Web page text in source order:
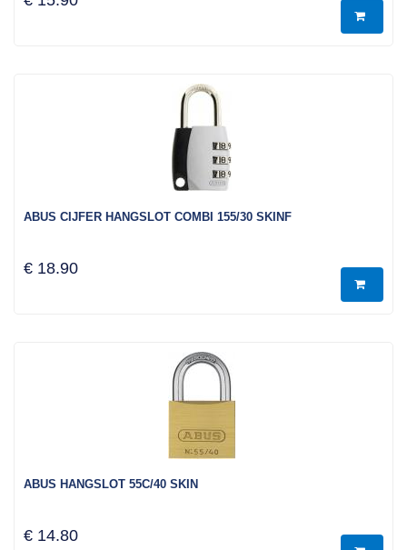
ABUS CIJFER HANGSLOT COMBI 155/30 SKINF
€ 18.90
ABUS HANGSLOT 55C/40 SKIN
€ 14.80